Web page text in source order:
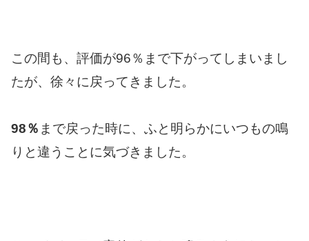
この間も、評価が96％まで下がってしまいまし
たが、徐々に戻ってきました。
98％ まで戻った時に、ふと明らかにいつもの鳴
りと違うことに気づきました。